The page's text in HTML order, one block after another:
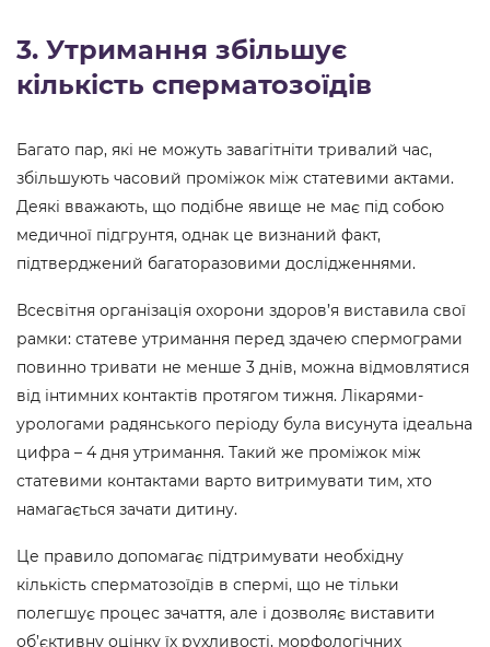
3. Утримання збільшує
кількість сперматозоїдів
Багато пар, які не можуть завагітніти тривалий час,
збільшують часовий проміжок між статевими актами.
Деякі вважають, що подібне явище не має під собою
медичної підгрунтя, однак це визнаний факт,
підтверджений багаторазовими дослідженнями.
Всесвітня організація охорони здоров’я виставила свої
рамки: статеве утримання перед здачею спермограми
повинно тривати не менше 3 днів, можна відмовлятися
від інтимних контактів протягом тижня. Лікарями-
урологами радянського періоду була висунута ідеальна
цифра – 4 дня утримання. Такий же проміжок між
статевими контактами варто витримувати тим, хто
намагається зачати дитину.
Це правило допомагає підтримувати необхідну
кількість сперматозоїдів в спермі, що не тільки
полегшує процес зачаття, але і дозволяє виставити
об’єктивну оцінку їх рухливості, морфологічних